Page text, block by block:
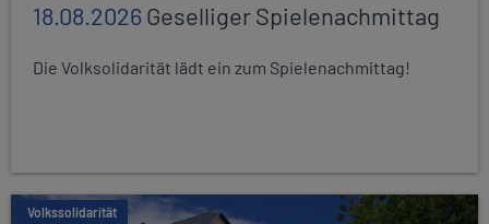
18.08.2026Geselliger Spielenachmittag
Die Volksolidarität lädt ein zum Spielenachmittag!
Volkssolidarität